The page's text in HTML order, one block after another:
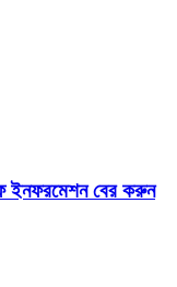
ইনফরমেশন বের করুন